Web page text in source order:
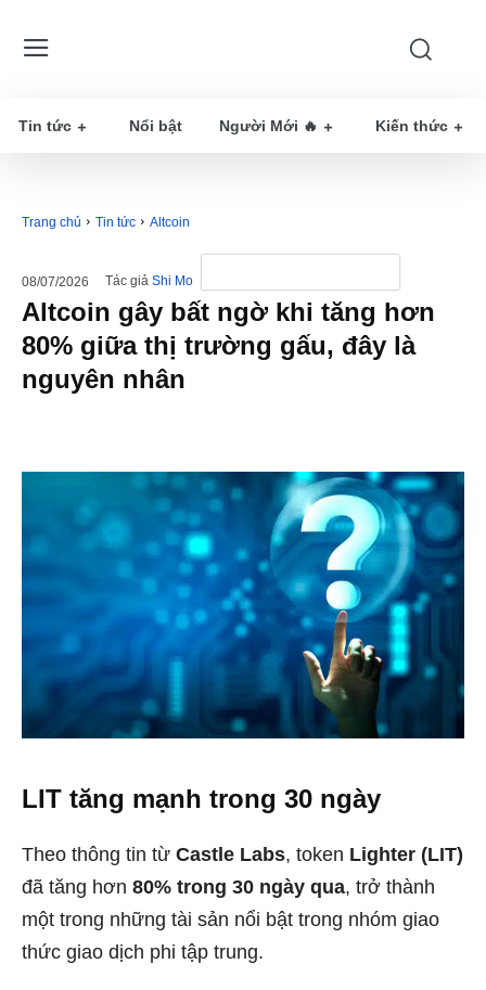
Tin tức Nổi bật Người Mới 🔥 Kiến thức
Trang chủ Tin tức Altcoin
08/07/2026 Tác giả Shi Mo
Altcoin gây bất ngờ khi tăng hơn
80% giữa thị trường gấu, đây là
nguyên nhân
LIT tăng mạnh trong 30 ngày
Theo thông tin từ Castle Labs, token Lighter (LIT)
đã tăng hơn 80% trong 30 ngày qua, trở thành
một trong những tài sản nổi bật trong nhóm giao
thức giao dịch phi tập trung.